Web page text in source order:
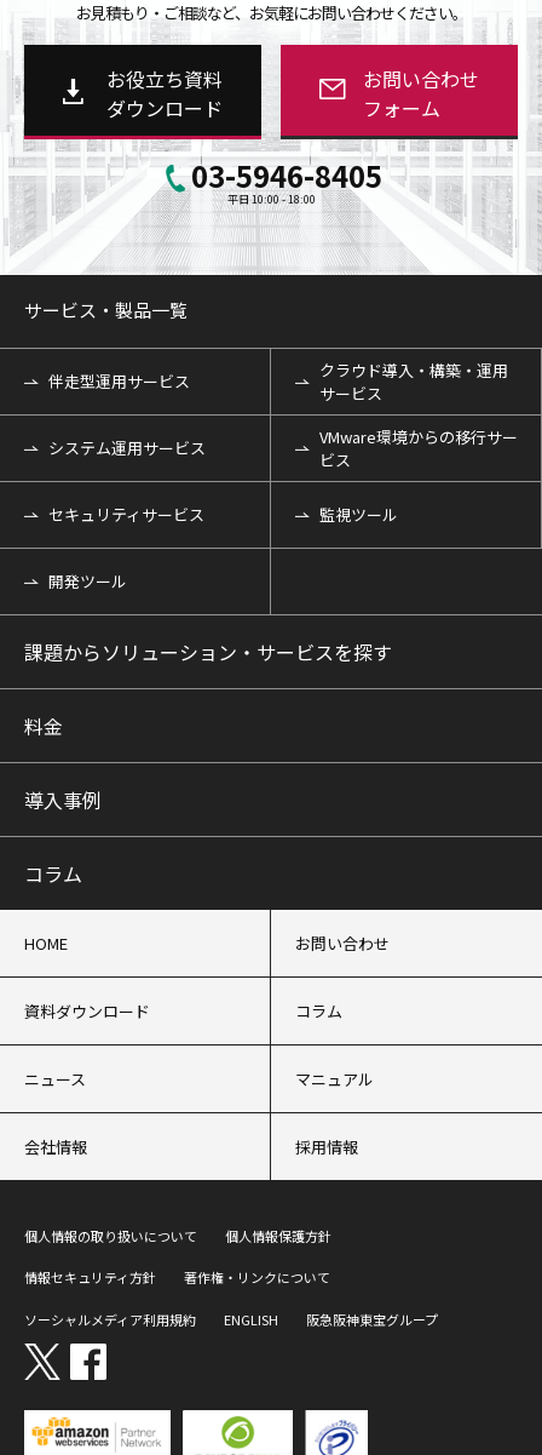
お見積もり・ご相談など、お気軽にお問い合わせください。
お役立ち資料
ダウンロード
お問い合わせ
フォーム
03-5946-8405
平日 10:00 - 18:00
サービス・製品一覧
伴走型運用サービス
クラウド導入・構築・運用
サービス
システム運用サービス
VMware環境からの移行サー
ビス
セキュリティサービス 監視ツール
開発ツール
課題からソリューション・サービスを探す
料金
導入事例
コラム
HOME お問い合わせ
資料ダウンロード コラム
ニュース マニュアル
会社情報 採用情報
個人情報の取り扱いについて 個人情報保護方針
情報セキュリティ方針 著作権・リンクについて
ソーシャルメディア利用規約 ENGLISH 阪急阪神東宝グループ